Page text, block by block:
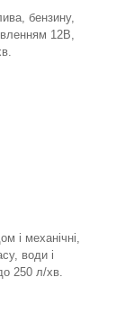
бензину,
12В,
і механічні,
води і
250 л/хв.